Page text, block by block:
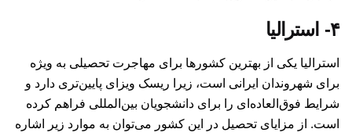
۴- استرالیا
استرالیا یکی از بهترین کشورها برای مهاجرت تحصیلی به ویژه
برای شهروندان ایرانی است، زیرا ریسک ویزای پایین‌تری دارد و
شرایط فوق‌العاده‌ای را برای دانشجویان بین‌المللی فراهم کرده
است. از مزایای تحصیل در این کشور می‌توان به موارد زیر اشاره